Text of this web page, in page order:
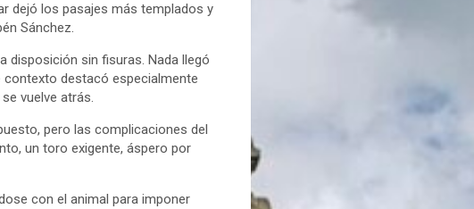
dejó los pasajes más templados y
Sánchez.
disposición sin fisuras. Nada llegó
contexto destacó especialmente
vuelve atrás.
pero las complicaciones del
un toro exigente, áspero por
con el animal para imponer